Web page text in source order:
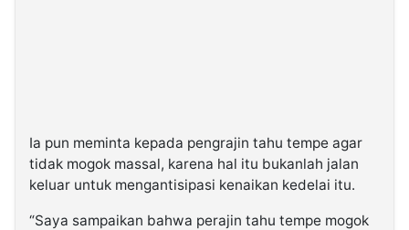
Ia pun meminta kepada pengrajin tahu tempe agar
tidak mogok massal, karena hal itu bukanlah jalan
keluar untuk mengantisipasi kenaikan kedelai itu.
“Saya sampaikan bahwa perajin tahu tempe mogok